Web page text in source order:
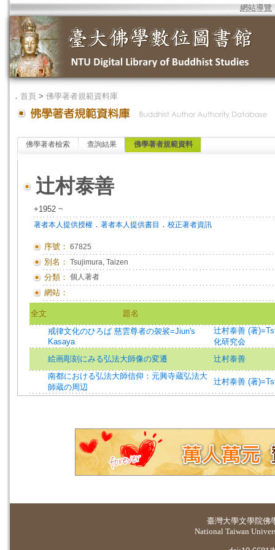
網站導覽
． 首頁 > 佛學著者規範資料庫
佛學著者檢索 查詢結果 佛學著者規範資料
辻村泰善
+1952 ~
著者本人提供授權 ． 著者本人提供書目 ． 校正著者資訊
序號： 67825
別名： Tsujimura, Taizen
分類： 個人著者
網站：
全文
題名
戒律文化のひろば 慈雲尊者の袈裟=Jiun's
Kasaya
辻村泰善 (著
化研究会
絵画彫刻にみる弘法大師像の変遷
辻村泰善
南都における弘法大師信仰：元興寺蔵弘法大
師蔵の周辺
辻村泰善 (著
臺灣大學文學院佛
National Taiwan